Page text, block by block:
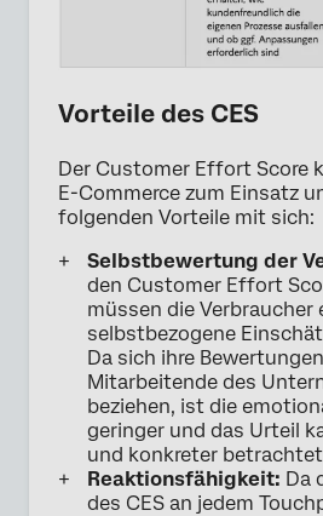
Vorteile des CES
Der Customer Effort Score
E-Commerce zum Einsatz
folgenden Vorteile mit sich:
Selbstbewertung der
den Customer Effort
müssen die Verbraucher
selbstbezogene
Da sich ihre
Mitarbeitende des
beziehen, ist die
geringer und das Urteil
und konkreter
Reaktionsfähigkeit: Da
des CES an jedem